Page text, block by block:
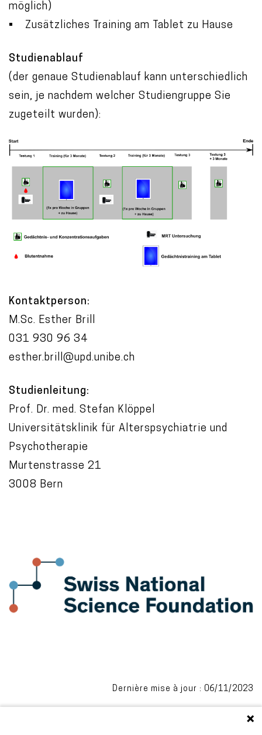
möglich)
• Zusätzliches Training am Tablet zu Hause
Studienablauf
(der genaue Studienablauf kann unterschiedlich
sein, je nachdem welcher Studiengruppe Sie
zugeteilt wurden):
Kontaktperson:
M.Sc. Esther Brill
031 930 96 34
esther.brill@upd.unibe.ch
Studienleitung:
Prof. Dr. med. Stefan Klöppel
Universitätsklinik für Alterspsychiatrie und
Psychotherapie
Murtenstrasse 21
3008 Bern
Dernière mise à jour : 06/11/2023